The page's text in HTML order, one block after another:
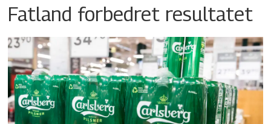
Fatland forbedret resultatet